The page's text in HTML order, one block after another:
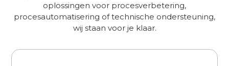
oplossingen voor procesverbetering,
procesautomatisering of technische ondersteuning,
wij staan voor je klaar.